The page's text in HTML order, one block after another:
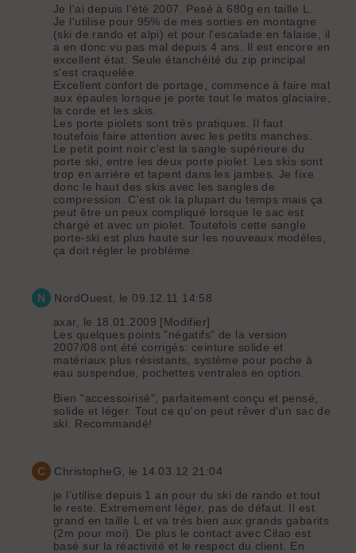
Je l'ai depuis l'été 2007. Pesé à 680g en taille L.
Je l'utilise pour 95% de mes sorties en montagne
(ski de rando et alpi) et pour l'escalade en falaise, il
a en donc vu pas mal depuis 4 ans. Il est encore en
excellent état. Seule étanchéité du zip principal
s'est craquelée.
Excellent confort de portage, commence à faire mal
aux épaules lorsque je porte tout le matos glaciaire,
la corde et les skis.
Les porte piolets sont très pratiques. Il faut
toutefois faire attention avec les petits manches.
Le petit point noir c'est la sangle supérieure du
porte ski, entre les deux porte piolet. Les skis sont
trop en arrière et tapent dans les jambes. Je fixe
donc le haut des skis avec les sangles de
compression. C'est ok la plupart du temps mais ça
peut être un peux compliqué lorsque le sac est
chargé et avec un piolet. Toutefois cette sangle
porte-ski est plus haute sur les nouveaux modèles,
ça doit régler le problème.
N NordOuest, le 09.12.11 14:58
axar, le 18.01.2009 [Modifier]
Les quelques points "négatifs" de la version
2007/08 ont été corrigés: ceinture solide et
matériaux plus résistants, système pour poche à
eau suspendue, pochettes ventrales en option.
Bien "accessoirisé", parfaitement conçu et pensé,
solide et léger. Tout ce qu'on peut rêver d'un sac de
ski. Recommandé!
C ChristopheG, le 14.03.12 21:04
je l'utilise depuis 1 an pour du ski de rando et tout
le reste. Extremement léger, pas de défaut. Il est
grand en taille L et va trés bien aux grands gabarits
(2m pour moi). De plus le contact avec Cilao est
basé sur la réactivité et le respect du client. En